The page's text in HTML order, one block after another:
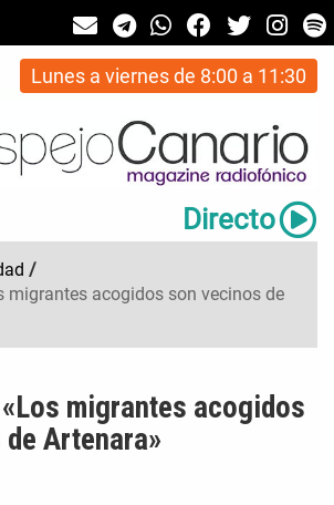
Lunes a viernes de 8:00 a 11:30
Directo
/
migrantes acogidos son vecinos de
migrantes acogidos
Artenara»